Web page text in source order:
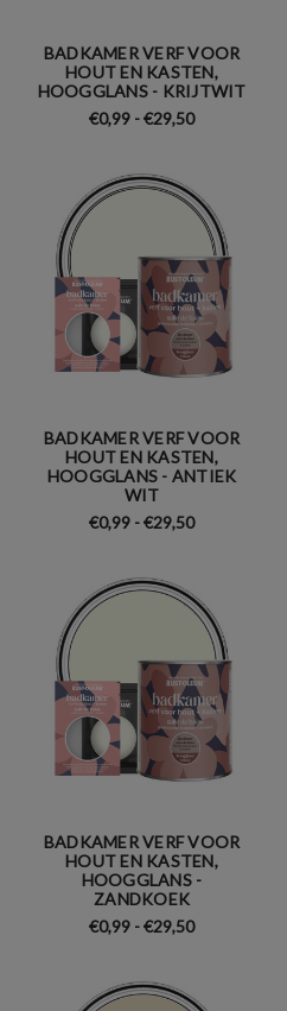
BADKAMER VERF VOOR
HOUT EN KASTEN,
HOOGGLANS - KRIJTWIT
€0,99 - €29,50
BADKAMER VERF VOOR
HOUT EN KASTEN,
HOOGGLANS - ANTIEK
WIT
€0,99 - €29,50
BADKAMER VERF VOOR
HOUT EN KASTEN,
HOOGGLANS -
ZANDKOEK
€0,99 - €29,50